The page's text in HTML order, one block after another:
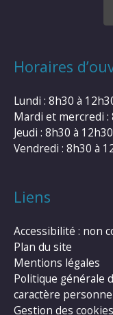
Horaires
Lundi : 8h30 à
Mardi et mercredi :
Jeudi : 8h30 à
Vendredi : 8h30 à
Liens
Accessibilité : non
Plan du site
Mentions légales
Politique générale
caractère
Gestion des cookies